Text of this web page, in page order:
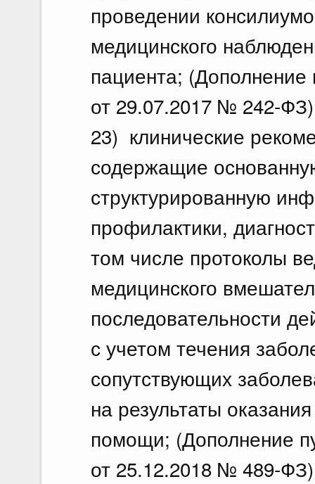
проведении
медицинского
пациента;
от 29.07.2017 № 242-ФЗ)
23) клинические
содержащие
структурированную
профилактики,
том числе протоколы
медицинского
последовательности
с учетом течения
сопутствующих
на результаты
помощи; (Дополнение
от 25.12.2018 № 489-